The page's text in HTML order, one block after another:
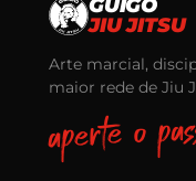
GUIGO
JIU JITSU
Arte marcial,
maior rede de Jiu
aperte o